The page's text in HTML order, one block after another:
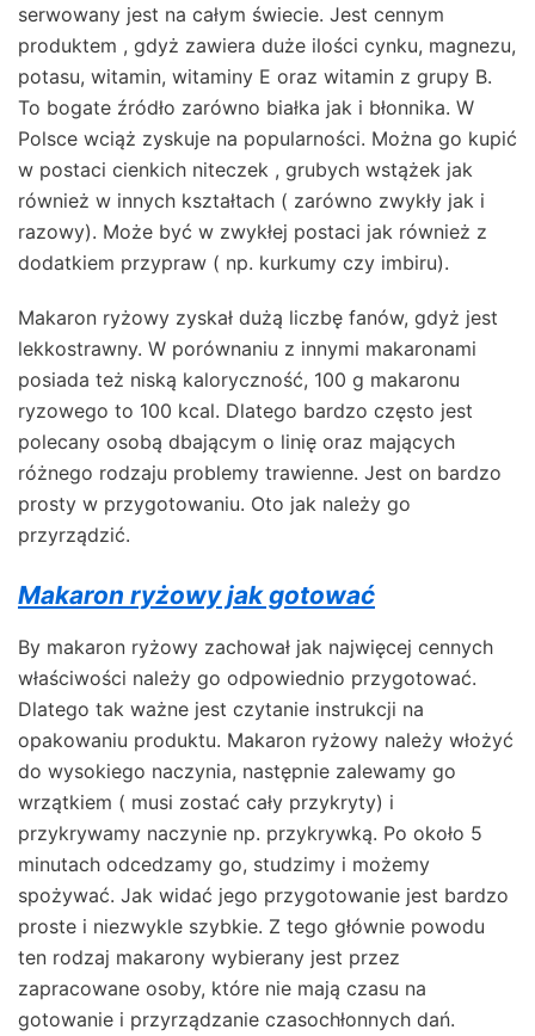
serwowany jest na całym świecie. Jest cennym
produktem , gdyż zawiera duże ilości cynku, magnezu,
potasu, witamin, witaminy E oraz witamin z grupy B.
To bogate źródło zarówno białka jak i błonnika. W
Polsce wciąż zyskuje na popularności. Można go kupić
w postaci cienkich niteczek , grubych wstążek jak
również w innych kształtach ( zarówno zwykły jak i
razowy). Może być w zwykłej postaci jak również z
dodatkiem przypraw ( np. kurkumy czy imbiru).
Makaron ryżowy zyskał dużą liczbę fanów, gdyż jest
lekkostrawny. W porównaniu z innymi makaronami
posiada też niską kaloryczność, 100 g makaronu
ryzowego to 100 kcal. Dlatego bardzo często jest
polecany osobą dbającym o linię oraz mających
różnego rodzaju problemy trawienne. Jest on bardzo
prosty w przygotowaniu. Oto jak należy go
przyrządzić.
Makaron ryżowy jak gotować
By makaron ryżowy zachował jak najwięcej cennych
właściwości należy go odpowiednio przygotować.
Dlatego tak ważne jest czytanie instrukcji na
opakowaniu produktu. Makaron ryżowy należy włożyć
do wysokiego naczynia, następnie zalewamy go
wrzątkiem ( musi zostać cały przykryty) i
przykrywamy naczynie np. przykrywką. Po około 5
minutach odcedzamy go, studzimy i możemy
spożywać. Jak widać jego przygotowanie jest bardzo
proste i niezwykle szybkie. Z tego głównie powodu
ten rodzaj makarony wybierany jest przez
zapracowane osoby, które nie mają czasu na
gotowanie i przyrządzanie czasochłonnych dań.